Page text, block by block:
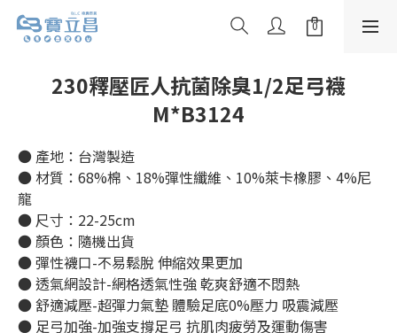
230釋壓匠人抗菌除臭1/2足弓襪
M*B3124
● 產地：台灣製造
● 材質：68%棉、18%彈性纖維、10%萊卡橡膠、4%尼
龍
● 尺寸：22-25cm
● 顏色：隨機出貨
● 彈性襪口-不易鬆脫 伸縮效果更加
● 透氣網設計-網格透氣性強 乾爽舒適不悶熱
● 舒適減壓-超彈力氣墊 體驗足底0%壓力 吸震減壓
● 足弓加強-加強支撐足弓 抗肌肉疲勞及運動傷害